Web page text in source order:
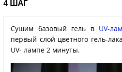
4 ШАГ
Сушим базовый гель в UV-
первый слой цветного гель-
UV- лампе 2 минуты.